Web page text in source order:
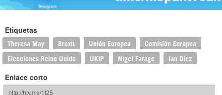
Etiquetas
Theresa May Brexit Unión Europea Comisión Europea
Elecciones Reino Unido UKIP Nigel Farage Ian Díez
Enlace corto